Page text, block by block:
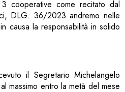
cooperative come recitato dal
DLG. 36/2023 andremo nelle
causa la responsabilità in solido
il Segretario Michelangelo
massimo entro la metà del mese